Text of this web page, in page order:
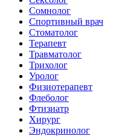
Сомнолог
Спортивный врач
Стоматолог
Терапевт
Травматолог
Трихолог
Уролог
Физиотерапевт
Флеболог
Фтизиатр
Хирург
Эндокринолог